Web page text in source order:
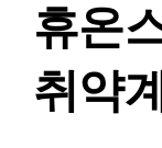
일자리창출 상담
후원 문의
휴온
취약